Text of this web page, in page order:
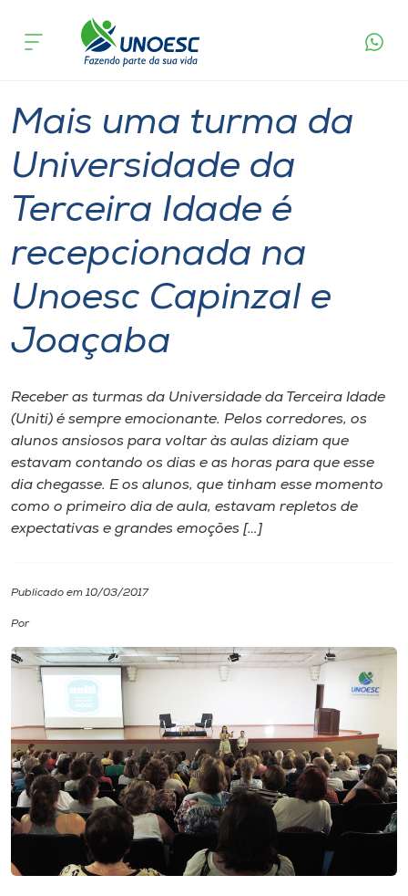
Cursos
Pesquisa
Atendimento ao Estudante
Portal de Ensino
Unoesc
Internacionalização
I.nova
Diplomados
Biblioteca
Editora
Rádio
Museu
Unoesc
acontece
Joaçaba
Mais uma turma da
Universidade da
Terceira Idade é
recepcionada na
Unoesc Capinzal e
Joaçaba
Receber as turmas da Universidade da Terceira Idade
(Uniti) é sempre emocionante. Pelos corredores, os
alunos ansiosos para voltar às aulas diziam que
estavam contando os dias e as horas para que esse
dia chegasse. E os alunos, que tinham esse momento
como o primeiro dia de aula, estavam repletos de
expectativas e grandes emoções […]
Publicado em 10/03/2017
Por